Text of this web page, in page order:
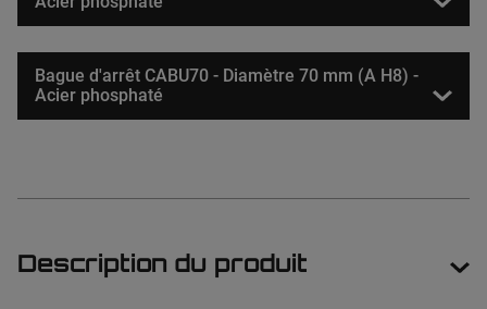
Bague d'arrêt CABU70 - Diamètre 70 mm (A H8) -
Acier phosphaté
Description du produit